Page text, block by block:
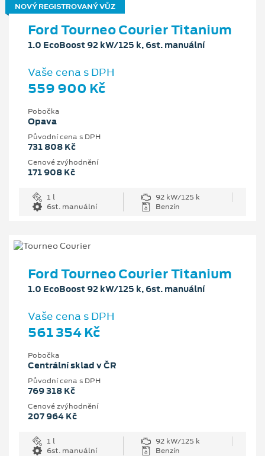
NOVÝ REGISTROVANÝ VŮZ
Ford Tourneo Courier Titanium
1.0 EcoBoost 92 kW/125 k, 6st. manuální
Vaše cena s DPH
559 900 Kč
Pobočka
Opava
Původní cena s DPH
731 808 Kč
Cenové zvýhodnění
171 908 Kč
1 l
92 kW/125 k
6st. manuální
Benzín
Ford Tourneo Courier Titanium
1.0 EcoBoost 92 kW/125 k, 6st. manuální
Vaše cena s DPH
561 354 Kč
Pobočka
Centrální sklad v ČR
Původní cena s DPH
769 318 Kč
Cenové zvýhodnění
207 964 Kč
1 l
92 kW/125 k
6st. manuální
Benzín